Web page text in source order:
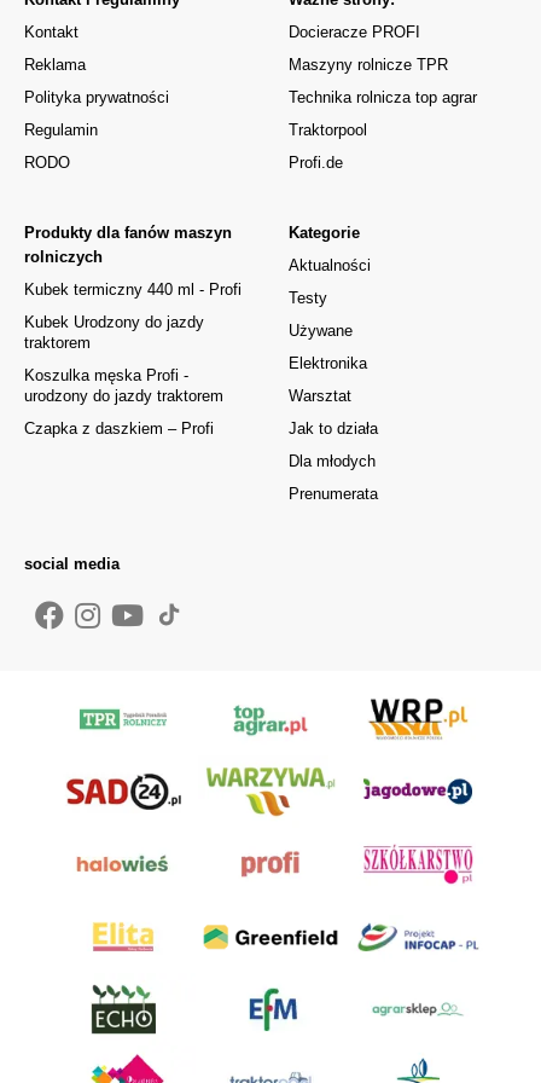
Kontakt
Reklama
Polityka prywatności
Regulamin
RODO
Kategorie
Aktualności
Testy
Używane
Elektronika
Warsztat
Jak to działa
Dla młodych
Prenumerata
Produkty dla fanów maszyn
rolniczych
Kubek termiczny 440 ml - Profi
Kubek Urodzony do jazdy
traktorem
Koszulka męska Profi -
urodzony do jazdy traktorem
Czapka z daszkiem – Profi
Docieracze PROFI
Maszyny rolnicze TPR
Technika rolnicza top agrar
Traktorpool
Profi.de
social media